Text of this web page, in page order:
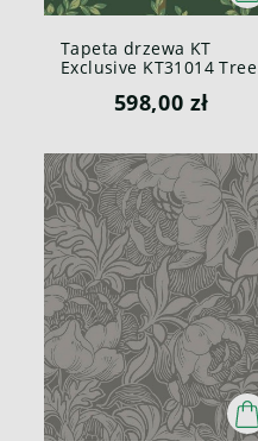
Tapeta drzewa KT
Exclusive KT31014 Tree
598,00 zł